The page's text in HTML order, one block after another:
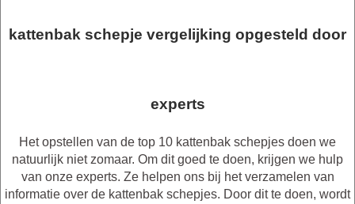
kattenbak schepje vergelijking opgesteld door
experts
Het opstellen van de top 10 kattenbak schepjes doen we
natuurlijk niet zomaar. Om dit goed te doen, krijgen we hulp
van onze experts. Ze helpen ons bij het verzamelen van
informatie over de kattenbak schepjes. Door dit te doen, wordt